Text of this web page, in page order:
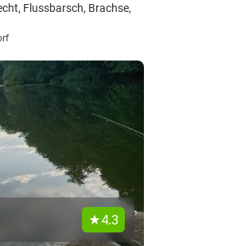
Flussbarsch, Brachse,
4.3